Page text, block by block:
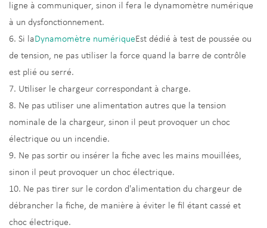
ligne à communiquer, sinon il fera le dynamomètre numérique
à un dysfonctionnement.
6. Si laDynamomètre numériqueEst dédié à test de poussée ou
de tension, ne pas utiliser la force quand la barre de contrôle
est plié ou serré.
7. Utiliser le chargeur correspondant à charge.
8. Ne pas utiliser une alimentation autres que la tension
nominale de la chargeur, sinon il peut provoquer un choc
électrique ou un incendie.
9. Ne pas sortir ou insérer la fiche avec les mains mouillées,
sinon il peut provoquer un choc électrique.
10. Ne pas tirer sur le cordon d'alimentation du chargeur de
débrancher la fiche, de manière à éviter le fil étant cassé et
choc électrique.